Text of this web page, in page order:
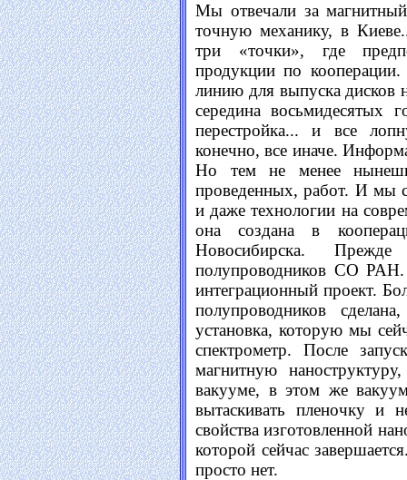
Мы отвечали за
точную механику, в
три «точки», где
продукции по
линию для выпуска дисков
середина восьмидесятых
перестройка... и все
конечно, все иначе.
Но тем не менее
проведенных, работ. И мы
и даже технологии на
она создана в
Новосибирска.
полупроводников СО
интеграционный проект.
полупроводников
установка, которую мы
спектрометр. После
магнитную
вакууме, в этом же
вытаскивать пленочку и
свойства изготовленной
которой сейчас
просто нет.